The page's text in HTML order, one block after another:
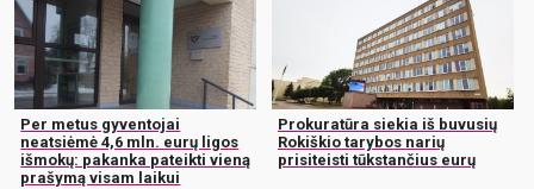
Per metus gyventojai
neatsiėmė 4,6 mln. eurų ligos
išmokų: pakanka pateikti vieną
prašymą visam laikui
Prokuratūra siekia iš buvusių
Rokiškio tarybos narių
prisiteisti tūkstančius eurų